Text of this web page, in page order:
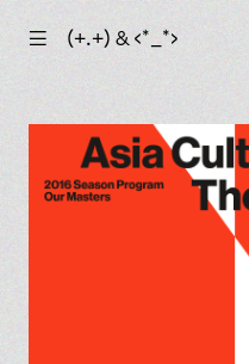
☰ (+.+) & ‹*_*›